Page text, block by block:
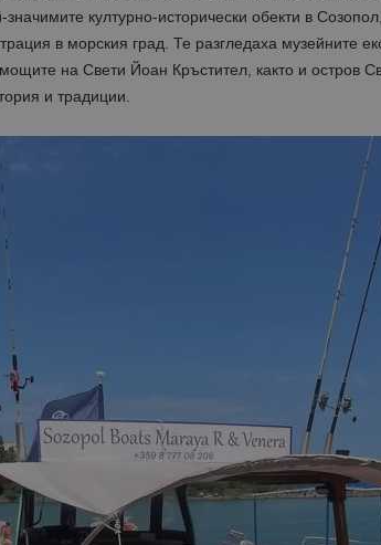
значимите културно-исторически обекти в
в морския град. Те разгледаха музейните
на Свети Йоан Кръстител, както и остров
и традиции.